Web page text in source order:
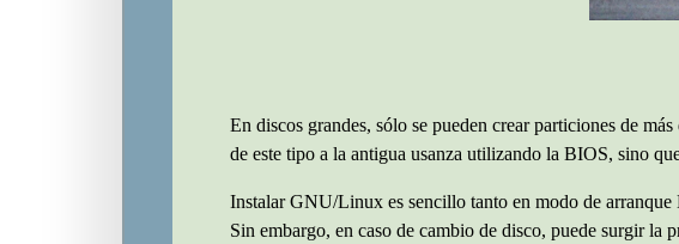
En discos grandes, sólo se pueden crear particiones de
de este tipo a la antigua usanza utilizando la BIOS, sino
Instalar GNU/Linux es sencillo tanto en modo de
Sin embargo, en caso de cambio de disco, puede surgir